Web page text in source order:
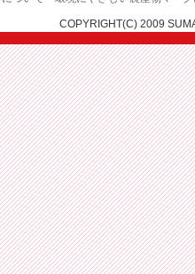
COPYRIGHT(C) 2009